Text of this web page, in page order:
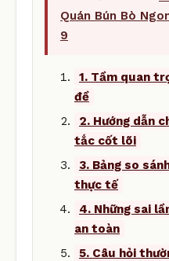
Quán Bún Bò
9
1. Tầm quan
đề
2. Hướng dẫn
tắc cốt lõi
3. Bảng so
thực tế
4. Những sai
an toàn
5. Câu hỏi